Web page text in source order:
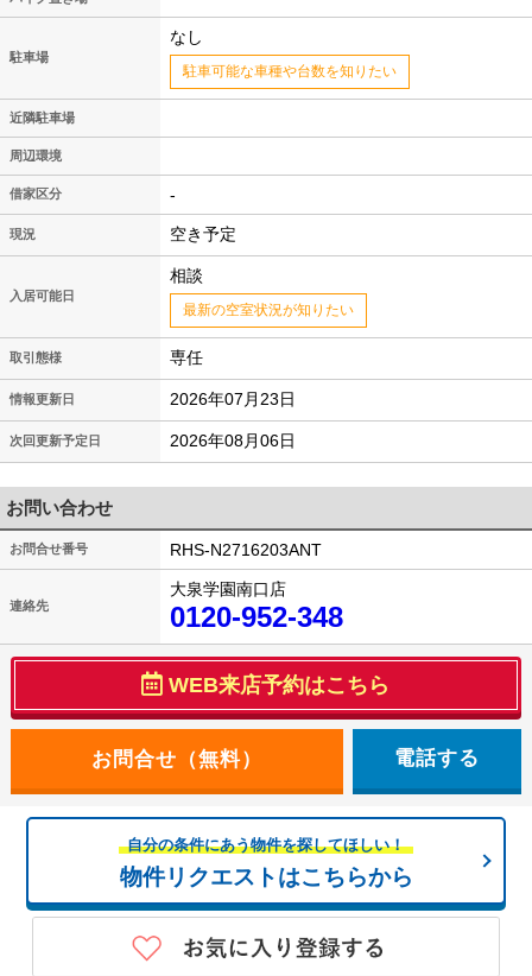
駐車場
なし
駐車可能な車種や台数を知りたい
近隣駐車場
周辺環境
借家区分 -
現況 空き予定
入居可能日
相談
最新の空室状況が知りたい
取引態様 専任
情報更新日 2026年07月23日
次回更新予定日 2026年08月06日
お問い合わせ
お問合せ番号 RHS-N2716203ANT
連絡先
大泉学園南口店
0120-952-348
WEB来店予約はこちら
電話する
自分の条件にあう物件を探してほしい！
物件リクエストはこちらから